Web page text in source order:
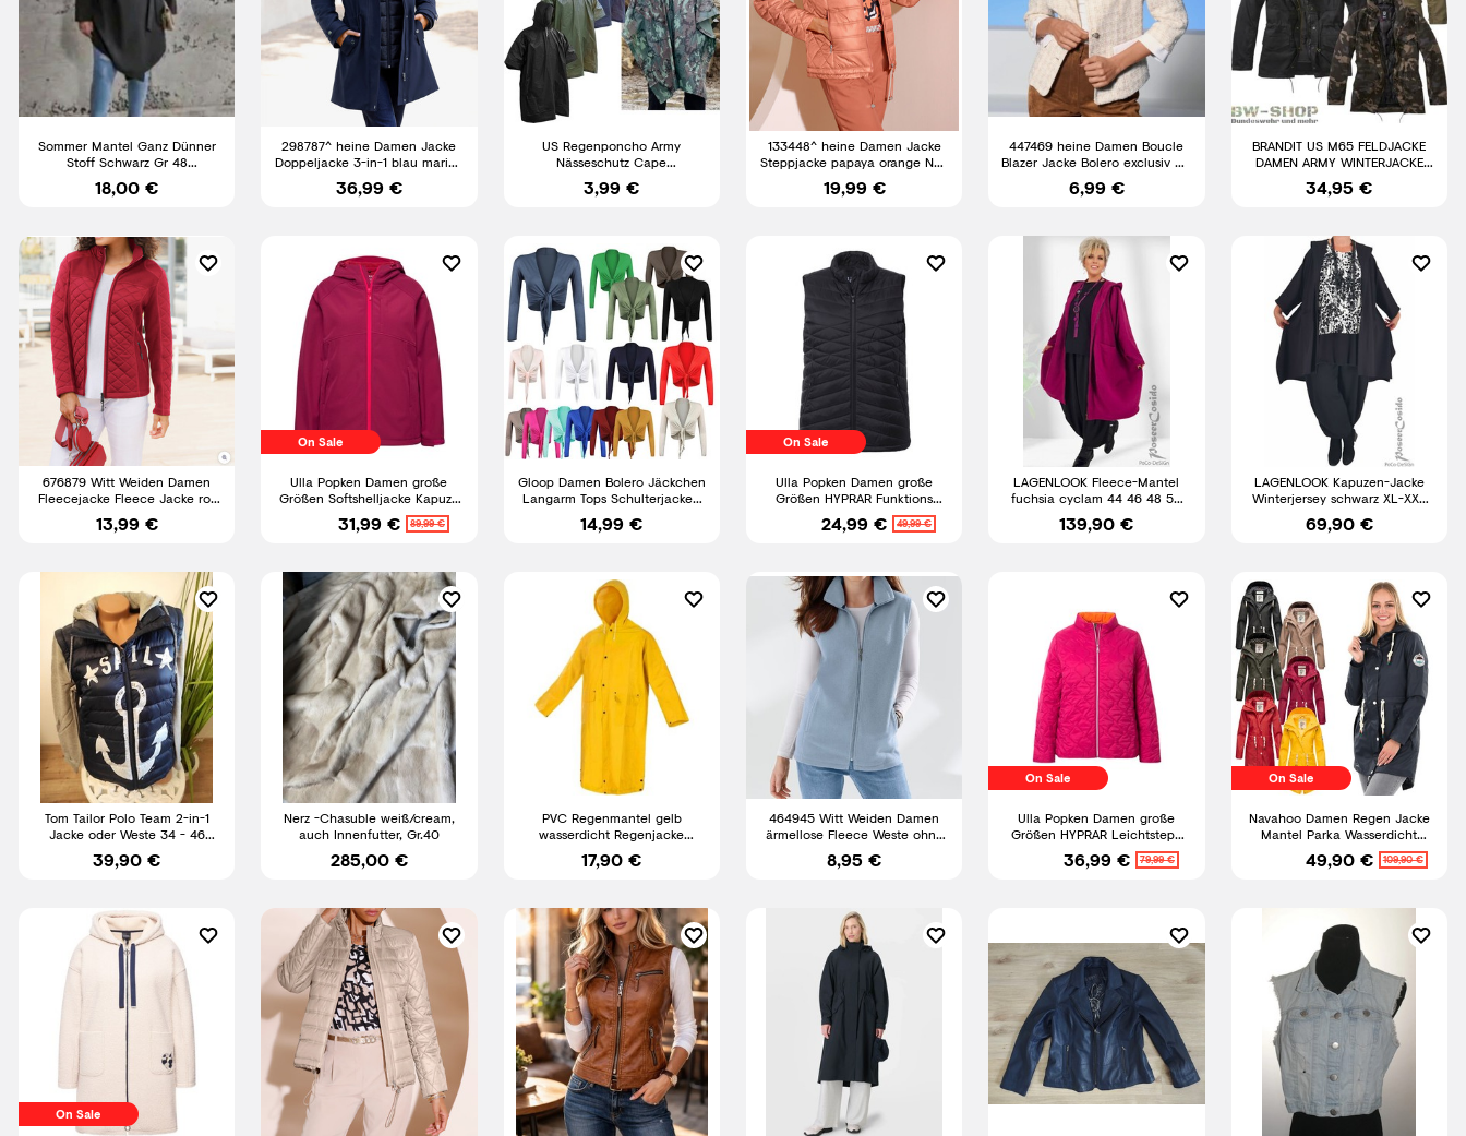
Sommer Mantel Ganz Dünner
Stoff Schwarz Gr 48
Ungetragen Top Zustand
18,00 €
298787^ heine Damen Jacke
Doppeljacke 3-in-1 blau marine
blau NEU Gr. 38 - 44
36,99 €
US Regenponcho Army
Nässeschutz Cape
Regenumhang BW Poncho
Kapuze Regenschutz
3,99 €
133448^ heine Damen Jacke
Steppjacke papaya orange NEU
Gr. 36 - 50
19,99 €
447469 heine Damen Boucle
Blazer Jacke Bolero exclusiv Gr.
34 - 50 Neu ecru
6,99 €
BRANDIT US M65 FELDJACKE
DAMEN ARMY WINTERJACKE
GEFÜTTERT PARKA OUTDOOR
JACKE
34,95 €
676879 Witt Weiden Damen
Fleecejacke Fleece Jacke rot
NEU Gr. 36 - 52
13,99 €
On Sale
Ulla Popken Damen große
Größen Softshelljacke Kapuze
Zipptaschen
31,99 € 89,99 €
Gloop Damen Bolero Jäckchen
Langarm Tops Schulterjacken
Hochzeit Party M-XL
14,99 €
On Sale
Ulla Popken Damen große
Größen HYPRAR Funktions
Steppweste
24,99 € 49,99 €
LAGENLOOK Fleece-Mantel
fuchsia cyclam 44 46 48 50
52 54 56 58 L XL XXL XXXL
139,90 €
LAGENLOOK Kapuzen-Jacke
Winterjersey schwarz XL-XXL
44 46 48 50 52 54 56 58
69,90 €
Tom Tailor Polo Team 2-in-1
Jacke oder Weste 34 - 46
marine blau grau
39,90 €
Nerz -Chasuble weiß/cream,
auch Innenfutter, Gr.40
285,00 €
PVC Regenmantel gelb
wasserdicht Regenjacke
Regenparka Friesennerz
Gummijacke
17,90 €
464945 Witt Weiden Damen
ärmellose Fleece Weste ohne
Arm Gr. 38 - 56 Neu blau
8,95 €
On Sale
Ulla Popken Damen große
Größen HYPRAR Leichtstepp
Jacke Kontrastfutter
36,99 € 79,99 €
On Sale
Navahoo Damen Regen Jacke
Mantel Parka Wasserdicht
Funktionsjacke B919 NEU
49,90 € 109,90 €
On Sale